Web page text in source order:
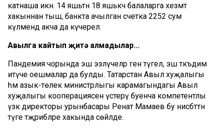
катнаша икән. 14 яшьтән 18 яшькәчә балаларга хезмәт
хакыннан тыш, банкта ачылган счетка 2252 сум
күләмендә акча да күчерелә.
Авылга кайтып җитә алмадылар...
Пандемия чорында эш эзләүчеләр генә түгел, эш тәкъдим
итүче оешмалар да булды. Татарстан Авыл хуҗалыгы
һәм азык-төлек министрлыгы карамагындагы Авыл
хуҗалыгы кооперациясен үстерү буенча компетентлы
үзәк директоры урынбасары Ренат Мамаев бу нисбәттән
тәүге тәҗрибәләре хакында сөйләде.